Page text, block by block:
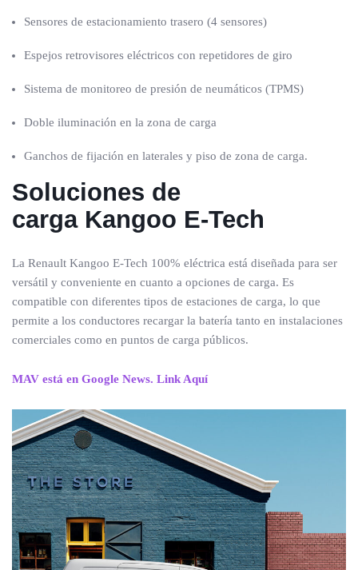
Sensores de estacionamiento trasero (4 sensores)
Espejos retrovisores eléctricos con repetidores de giro
Sistema de monitoreo de presión de neumáticos (TPMS)
Doble iluminación en la zona de carga
Ganchos de fijación en laterales y piso de zona de carga.
Soluciones de
cargaKangoo E-Tech
La Renault Kangoo E-Tech 100% eléctrica está diseñada para ser
versátil y conveniente en cuanto a opciones de carga. Es
compatible con diferentes tipos de estaciones de carga, lo que
permite a los conductores recargar la batería tanto en instalaciones
comerciales como en puntos de carga públicos.
MAV está en Google News. Link Aquí